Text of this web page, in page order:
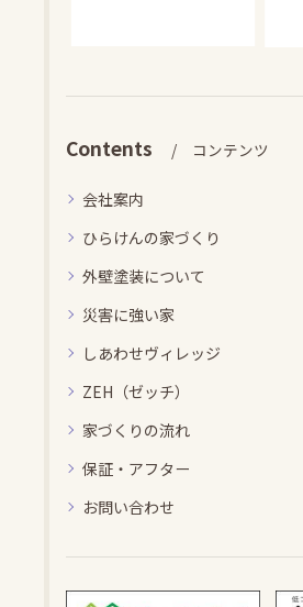
Contents コンテンツ
会社案内
ひらけんの家づくり
外壁塗装について
災害に強い家
しあわせヴィレッジ
ZEH（ゼッチ）
家づくりの流れ
保証・アフター
お問い合わせ